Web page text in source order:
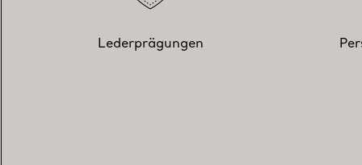
Lederprägungen